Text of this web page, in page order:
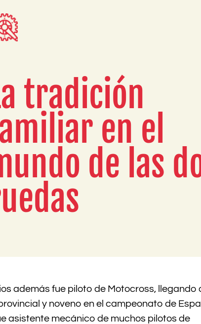
tradición
en el
de las
además fue piloto de Motocross, llegando
y noveno en el campeonato de
asistente mecánico de muchos pilotos de